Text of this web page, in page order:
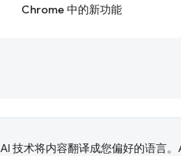
Chrome 中的新功能
技术将内容翻译成您偏好的语言。